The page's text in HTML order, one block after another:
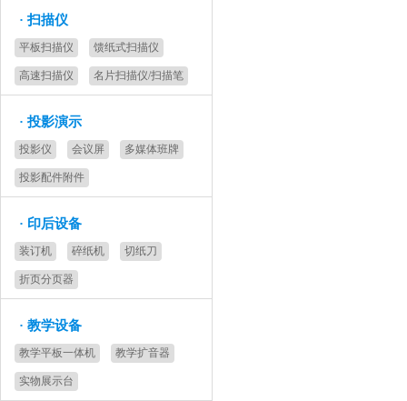
·扫描仪
平板扫描仪 馈纸式扫描仪
高速扫描仪 名片扫描仪/扫描笔
· 投影演示
投影仪 会议屏 多媒体班牌
投影配件附件
· 印后设备
装订机 碎纸机 切纸刀
折页分页器
· 教学设备
教学平板一体机 教学扩音器
实物展示台